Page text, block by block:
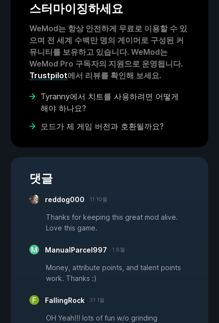
스터마이징하세요
WeMod는 항상 안전하게 무료로 이용할 수 있
으며 전 세계 수백만 명의 게이머로 구성된 커
뮤니티를 보유하고 있습니다. WeMod는
WeMod Pro 구독자의 지원으로 운영됩니다.
Trustpilot에서 리뷰를 확인해 보세요.
Tyranny에서 치트를 사용하려면 어떻게
해야 하나요?
모드가 제 게임 버전과 호환될까요?
댓글
reddog000 11 10월
Thanks for keeping this great mod alive.
Love this game.
ManualParcel997 1 8월
Money, attribute points, and talent points
work. Thanks :)
FallingRock 31 1월
OH Yeah!!! lots of fun w/o grinding